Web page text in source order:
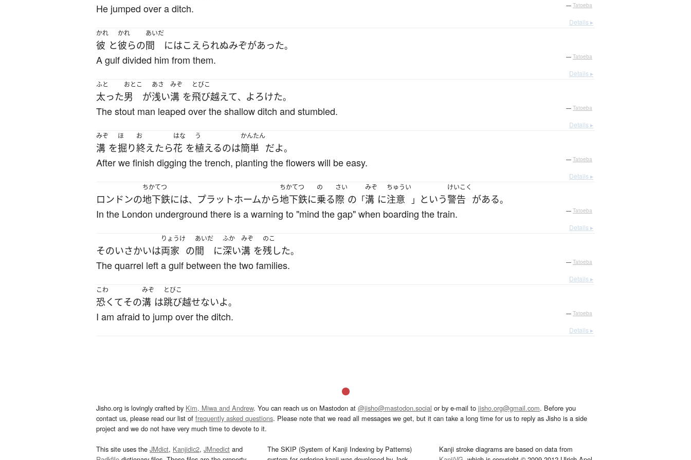
He jumped over a ditch. — Tatoeba
Details ▸
かれ
彼 と
かれ
彼らの
あいだ
間 にはこえられぬみぞがあった。
A gulf divided him from them. — Tatoeba
Details ▸
ふと
太った
おとこ
男 が
あさ
浅い
みぞ
溝 を
とびこ
飛び越えて、 よろけた。
The stout man leaped over the shallow ditch and stumbled. — Tatoeba
Details ▸
みぞ
溝 を
ほ
掘り
お
終えたら
はな
花 を
う
植えるのは
かんたん
簡単 だよ。
After we finish digging the trench, planting the flowers will be easy. — Tatoeba
Details ▸
ロンドンの
ちかてつ
地下鉄には、 プラットホームから
ちかてつ
地下鉄に
の
乗る
さい
際 の 「
みぞ
溝 に
ちゅうい
注意 」 という
けいこく
警告 がある。
In the London underground there is a warning to "mind the gap" when boarding the train. — Tatoeba
Details ▸
そのいさかいは
りょうけ
両家 の
あいだ
間 に
ふか
深い
みぞ
溝 を
のこ
残した。
The quarrel left a gulf between the two families. — Tatoeba
Details ▸
こわ
恐くてその
みぞ
溝 は
とびこ
跳び越せないよ。
I am afraid to jump over the ditch. — Tatoeba
Details ▸
Jisho.org is lovingly crafted by Kim, Miwa and Andrew. You can reach us on Mastodon at @jisho@mastodon.social or by e-mail to jisho.org@gmail.com. Before you
contact us, please read our list of frequently asked questions. Please note that we read all messages we get, but it can take a long time for us to reply as Jisho is a side
project and we do not have very much time to devote to it.
This site uses the JMdict, Kanjidic2, JMnedict and
The SKIP (System of Kanji Indexing by Patterns)
Kanji stroke diagrams are based on data from